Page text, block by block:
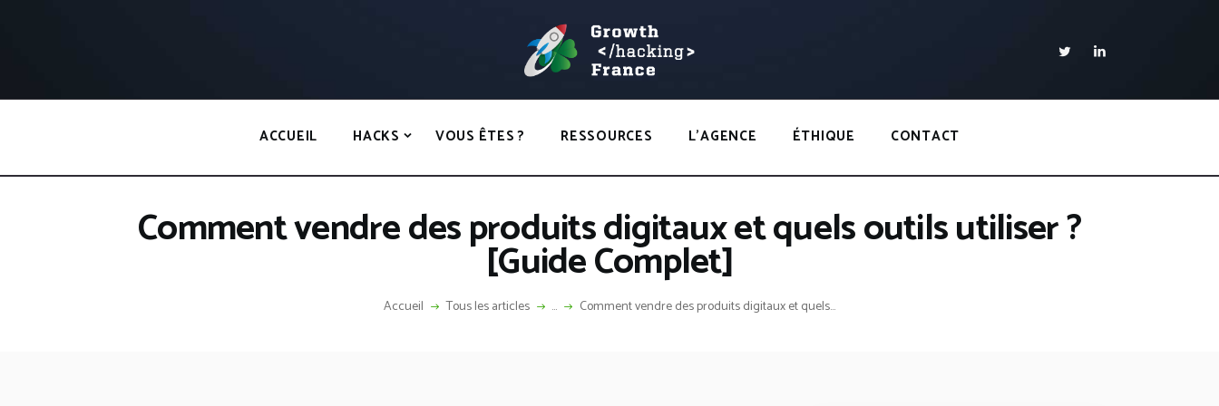
ACCUEIL HACKS VOUS ÊTES ? RESSOURCES L’AGENCE ÉTHIQUE CONTACT
Comment vendre des produits digitaux et quels outils utiliser ?
[Guide Complet]
Accueil Tous les articles ... Comment vendre des produits digitaux et quels...
GROWTH HACKING FRANCE
VOUS ÊTES ?
RESSOURCES
CONTACT